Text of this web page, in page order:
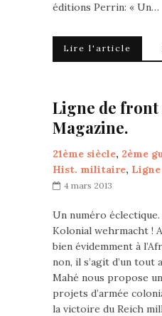
éditions Perrin: « Un…
Lire l'article
Ligne de front
Magazine.
21ème siècle, 2ème
Hist. militaire,
4 mars 2013
Un numéro éclectique.
Kolonial wehrmacht !
bien évidemment à
non, il s’agit d’un tout
Mahé nous propose
projets d’armée
la victoire du Reich